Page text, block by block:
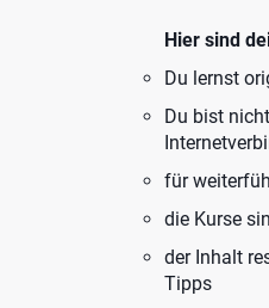
Hier sind
Du lernst
Du bist
für
die Kurse
der Inhalt
Tipps